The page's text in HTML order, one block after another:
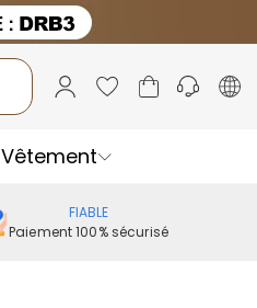
Vêtement
FIABLE
Paiement 100% sécurisé